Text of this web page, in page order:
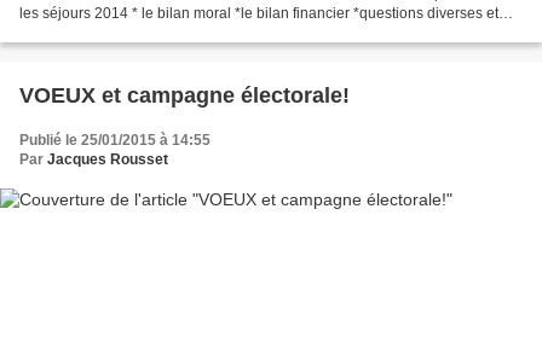
les séjours 2014 * le bilan moral *le bilan financier *questions diverses et
VOEUX et campagne électorale!
Publié le 25/01/2015 à 14:55
Par Jacques Rousset